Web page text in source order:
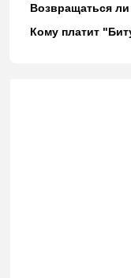
Возвращаться
Кому платит